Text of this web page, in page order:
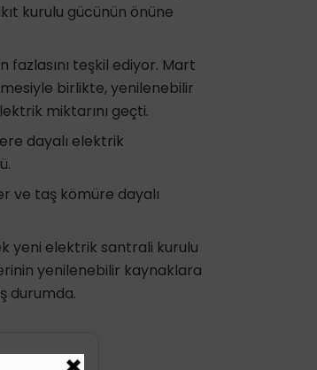
kurulu gücünün önüne
fazlasını teşkil ediyor. Mart
birlikte, yenilenebilir
miktarını geçti.
dayalı elektrik
ve taş kömüre dayalı
yeni elektrik santrali kurulu
yenilenebilir kaynaklara
durumda.
ekleyin